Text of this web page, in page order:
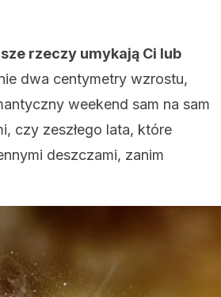
rzeczy umykają Ci lub
dwa centymetry wzrostu,
weekend sam na sam
czy zeszłego lata, które
deszczami, zanim